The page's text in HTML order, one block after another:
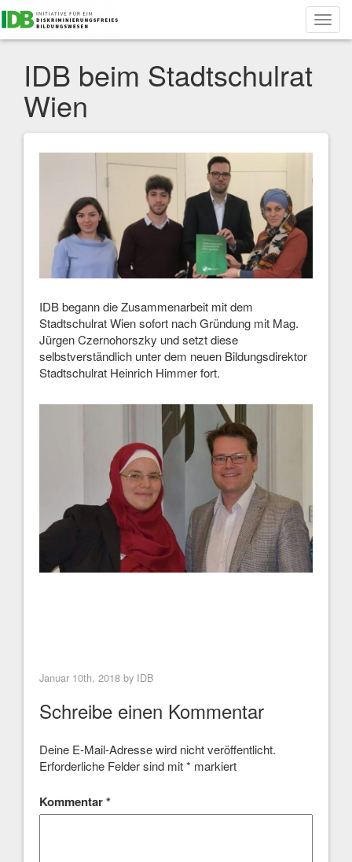
IDB beim Stadtschulrat
Wien
IDB begann die Zusammenarbeit mit dem
Stadtschulrat Wien sofort nach Gründung mit Mag.
Jürgen Czernohorszky und setzt diese
selbstverständlich unter dem neuen Bildungsdirektor
Stadtschulrat Heinrich Himmer fort.
Januar 10th, 2018 by IDB
Schreibe einen Kommentar
Deine E-Mail-Adresse wird nicht veröffentlicht.
Erforderliche Felder sind mit* markiert
Kommentar*